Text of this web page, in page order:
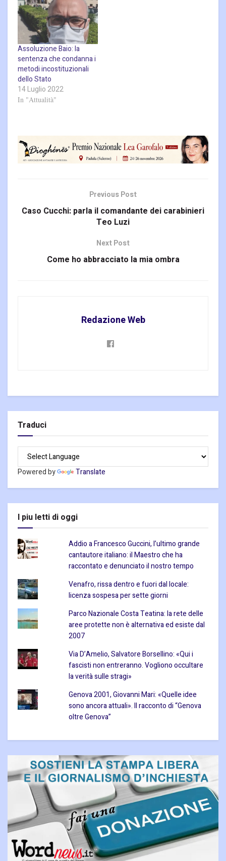
Assoluzione Baio: la
sentenza che condanna i
metodi incostituzionali
dello Stato
14 Luglio 2022
In "Attualità"
Previous Post
Caso Cucchi: parla il comandante dei carabinieri
Teo Luzi
Next Post
Come ho abbracciato la mia ombra
Redazione Web
Traduci
Powered by Translate
I piu letti di oggi
Addio a Francesco Guccini, l’ultimo grande
cantautore italiano: il Maestro che ha
raccontato e denunciato il nostro tempo
Venafro, rissa dentro e fuori dal locale:
licenza sospesa per sette giorni
Parco Nazionale Costa Teatina: la rete delle
aree protette non è alternativa ed esiste dal
2007
Via D’Amelio, Salvatore Borsellino: «Qui i
fascisti non entreranno. Vogliono occultare
la verità sulle stragi»
Genova 2001, Giovanni Mari: «Quelle idee
sono ancora attuali». Il racconto di “Genova
oltre Genova”